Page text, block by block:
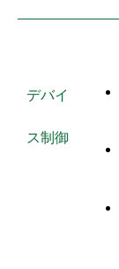
デバイ
ス制御